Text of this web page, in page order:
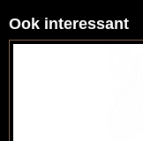
Ook interessant